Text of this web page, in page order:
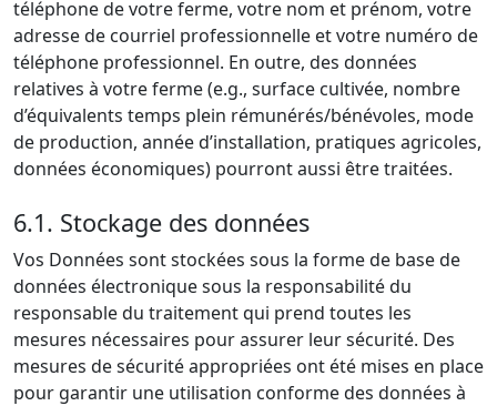
téléphone de votre ferme, votre nom et prénom, votre
adresse de courriel professionnelle et votre numéro de
téléphone professionnel. En outre, des données
relatives à votre ferme (e.g., surface cultivée, nombre
d’équivalents temps plein rémunérés/bénévoles, mode
de production, année d’installation, pratiques agricoles,
données économiques) pourront aussi être traitées.
6.1. Stockage des données
Vos Données sont stockées sous la forme de base de
données électronique sous la responsabilité du
responsable du traitement qui prend toutes les
mesures nécessaires pour assurer leur sécurité. Des
mesures de sécurité appropriées ont été mises en place
pour garantir une utilisation conforme des données à